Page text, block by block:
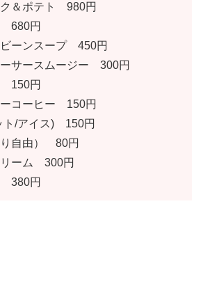
ク＆ポテト 980円
680円
ビーンスープ 450円
ーサースムージー 300円
150円
ーコーヒー 150円
ト/アイス) 150円
り自由） 80円
リーム 300円
380円